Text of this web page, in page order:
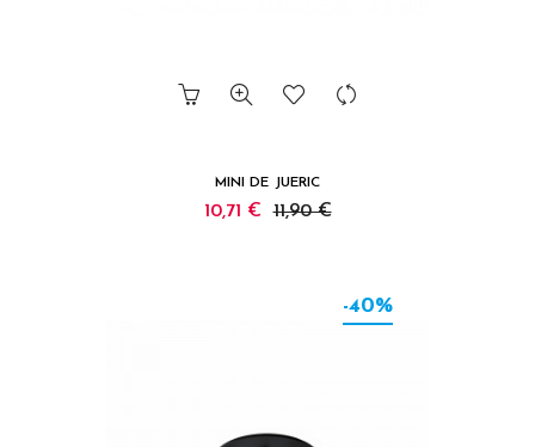
MINI DE JUERIC
10,71 € 11,90 €
-40%